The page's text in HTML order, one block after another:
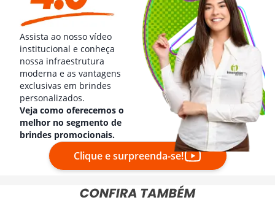
Assista ao nosso vídeo
institucional e conheça
nossa infraestrutura
moderna e as vantagens
exclusivas em brindes
personalizados.
Veja como oferecemos o
melhor no segmento de
brindes promocionais.
Clique e surpreenda-se!